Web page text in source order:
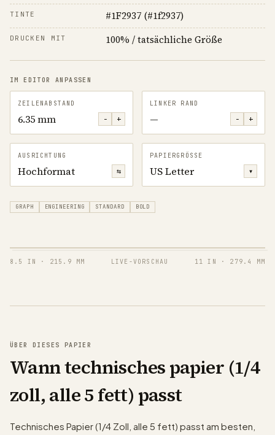
TINTE #1F2937 (#1f2937)
DRUCKEN MIT 100% / tatsächliche Größe
IM EDITOR ANPASSEN
ZEILENABSTAND
6.35 mm − +
LINKER RAND
— − +
AUSRICHTUNG
Hochformat ⇆
PAPIERGRÖSSE
US Letter ▾
GRAPH ENGINEERING STANDARD BOLD
8.5 IN · 215.9 MM LIVE-VORSCHAU 11 IN · 279.4 MM
ÜBER DIESES PAPIER
Wann technisches papier (1/4
zoll, alle 5 fett) passt
Technisches Papier (1/4 Zoll, alle 5 fett) passt am besten,